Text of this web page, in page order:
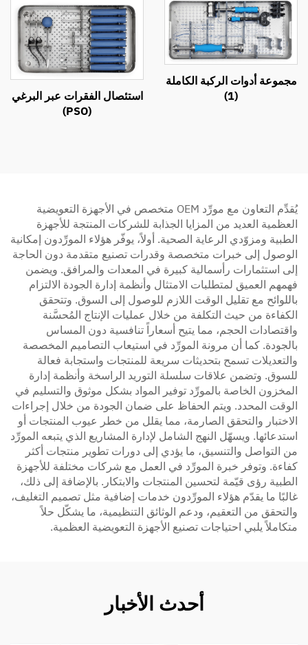
مجموعة أدوات الركبة الكاملة
(1)
استئصال الفقرات عبر البرغي
(PSO)
يُقدِّم التعاون مع مورِّد OEM متخصص في الأجهزة التعويضية
العظمية العديد من المزايا الجذابة للشركات المنتجة للأجهزة
الطبية ومزوّدي الرعاية الصحية. أولاً، يوفّر هؤلاء المورِّدون إمكانية
الوصول إلى خبرات متخصصة وقدرات تصنيع متقدمة دون الحاجة
إلى استثمارات رأسمالية كبيرة في المعدات والمرافق. ويضمن
فهمهم العميق لمتطلبات الامتثال وأنظمة إدارة الجودة الالتزام
باللوائح مع تقليل الوقت اللازم للوصول إلى السوق. وتتحقق
الكفاءة من حيث التكلفة من خلال عمليات الإنتاج المُحسَّنة
واقتصادات الحجم، مما يتيح أسعاراً تنافسية دون المساس
بالجودة. كما أن مرونة المورِّد في استيعاب التصاميم المخصصة
والتعديلات تسمح بتحديثات سريعة للمنتجات واستجابة فعالة
للسوق. وتضمن علاقات سلسلة التوريد الراسخة وأنظمة إدارة
المخزون الخاصة بالمورِّد توفير المواد بشكل موثوق والتسليم في
الوقت المحدد. ويتم الحفاظ على ضمان الجودة من خلال إجراءات
الاختبار والتحقق الصارمة، مما يقلل من خطر عيوب المنتجات أو
استدعائها. ويسهّل النهج الشامل لإدارة المشاريع الذي يتبعه المورِّد
من التواصل والتنسيق، ما يؤدي إلى دورات تطوير منتجات أكثر
كفاءة. وتوفر خبرة المورِّد في العمل مع شركات مختلفة للأجهزة
الطبية رؤى قيّمة لتحسين المنتجات والابتكار. بالإضافة إلى ذلك،
غالبًا ما يقدّم هؤلاء المورِّدون خدمات إضافية مثل تصميم التغليف،
والتحقق من التعقيم، ودعم الوثائق التنظيمية، ما يشكّل حلاً
متكاملاً يلبي احتياجات تصنيع الأجهزة التعويضية العظمية.
أحدث الأخبار